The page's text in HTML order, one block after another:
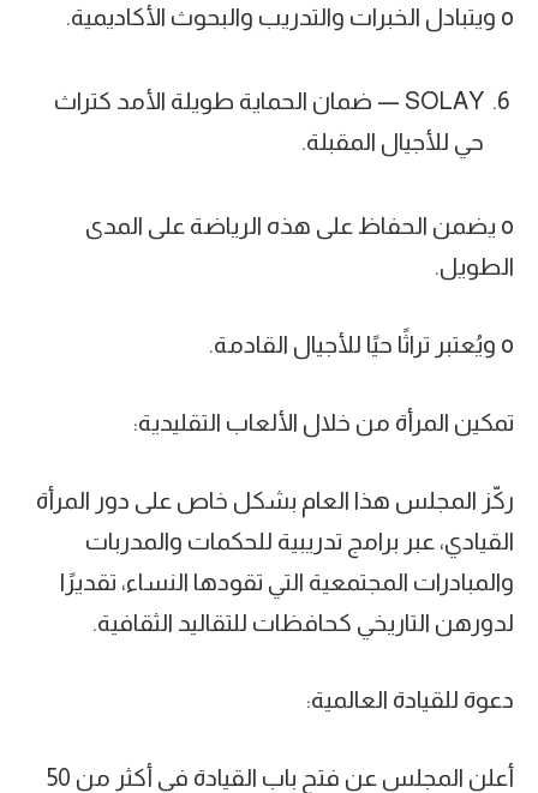
o ويتبادل الخبرات والتدريب والبحوث الأكاديمية.
SOLAY — ضمان الحماية طويلة الأمد كتراث
حي للأجيال المقبلة.
o يضمن الحفاظ على هذه الرياضة على المدى
الطويل.
o ويُعتبر تراثًا حيًا للأجيال القادمة.
تمكين المرأة من خلال الألعاب التقليدية:
ركّز المجلس هذا العام بشكل خاص على دور المرأة
القيادي، عبر برامج تدريبية للحكمات والمدربات
والمبادرات المجتمعية التي تقودها النساء، تقديرًا
لدورهن التاريخي كحافظات للتقاليد الثقافية.
دعوة للقيادة العالمية:
أعلن المجلس عن فتح باب القيادة في أكثر من 50